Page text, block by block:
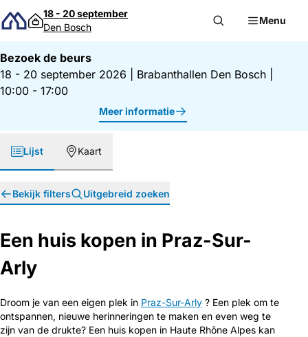
Direct naar inhoud
18 - 20 september
Den Bosch
Menu
Bezoek de beurs
18 - 20 september 2026
Brabanthallen Den Bosch
10:00 - 17:00
Meer informatie
Lijst Kaart
Bekijk filters Uitgebreid zoeken
Een huis kopen in Praz-Sur-
Arly
Droom je van een eigen plek in Praz-Sur-Arly ? Een plek om te
ontspannen, nieuwe herinneringen te maken en even weg te
zijn van de drukte? Een huis kopen in Haute Rhône Alpes kan